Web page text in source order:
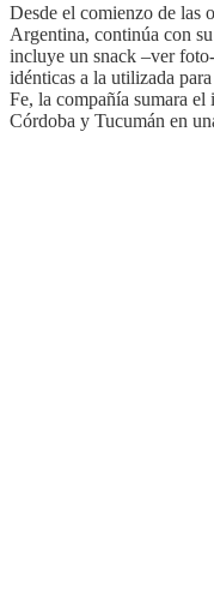
Desde el comienzo de las
Argentina, continúa con
incluye un snack –ver
idénticas a la utilizada
Fe, la compañía sumara
Córdoba y Tucumán en